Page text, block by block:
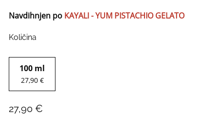
Navdihnjen po KAYALI - YUM PISTACHIO GELATO
Količina
100 ml
27,90 €
27,90 €